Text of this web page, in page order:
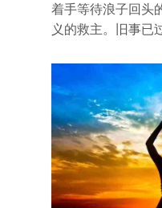
着手等待浪子回头
义的救主。旧事已